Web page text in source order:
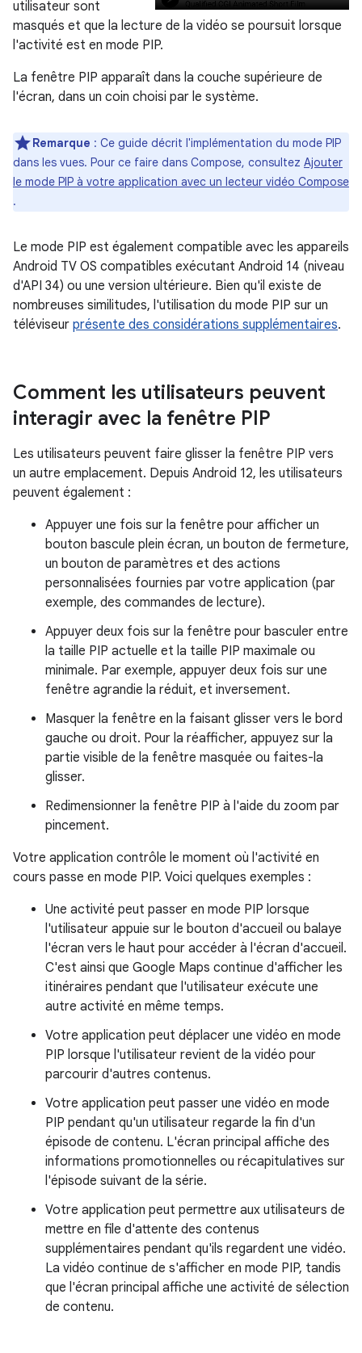
utilisateur sont
masqués et que la lecture de la vidéo se poursuit lorsque
l'activité est en mode PIP.
La fenêtre PIP apparaît dans la couche supérieure de
l'écran, dans un coin choisi par le système.
Remarque : Ce guide décrit l'implémentation du mode PIP
dans les vues. Pour ce faire dans Compose, consultez Ajouter
le mode PIP à votre application avec un lecteur vidéo Compose
.
Le mode PIP est également compatible avec les appareils
Android TV OS compatibles exécutant Android 14 (niveau
d'API 34) ou une version ultérieure. Bien qu'il existe de
nombreuses similitudes, l'utilisation du mode PIP sur un
téléviseur présente des considérations supplémentaires.
Comment les utilisateurs peuvent
interagir avec la fenêtre PIP
Les utilisateurs peuvent faire glisser la fenêtre PIP vers
un autre emplacement. Depuis Android 12, les utilisateurs
peuvent également :
Appuyer une fois sur la fenêtre pour afficher un
bouton bascule plein écran, un bouton de fermeture,
un bouton de paramètres et des actions
personnalisées fournies par votre application (par
exemple, des commandes de lecture).
Appuyer deux fois sur la fenêtre pour basculer entre
la taille PIP actuelle et la taille PIP maximale ou
minimale. Par exemple, appuyer deux fois sur une
fenêtre agrandie la réduit, et inversement.
Masquer la fenêtre en la faisant glisser vers le bord
gauche ou droit. Pour la réafficher, appuyez sur la
partie visible de la fenêtre masquée ou faites-la
glisser.
Redimensionner la fenêtre PIP à l'aide du zoom par
pincement.
Votre application contrôle le moment où l'activité en
cours passe en mode PIP. Voici quelques exemples :
Une activité peut passer en mode PIP lorsque
l'utilisateur appuie sur le bouton d'accueil ou balaye
l'écran vers le haut pour accéder à l'écran d'accueil.
C'est ainsi que Google Maps continue d'afficher les
itinéraires pendant que l'utilisateur exécute une
autre activité en même temps.
Votre application peut déplacer une vidéo en mode
PIP lorsque l'utilisateur revient de la vidéo pour
parcourir d'autres contenus.
Votre application peut passer une vidéo en mode
PIP pendant qu'un utilisateur regarde la fin d'un
épisode de contenu. L'écran principal affiche des
informations promotionnelles ou récapitulatives sur
l'épisode suivant de la série.
Votre application peut permettre aux utilisateurs de
mettre en file d'attente des contenus
supplémentaires pendant qu'ils regardent une vidéo.
La vidéo continue de s'afficher en mode PIP, tandis
que l'écran principal affiche une activité de sélection
de contenu.